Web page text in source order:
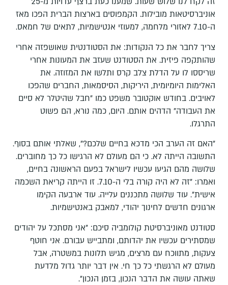
אוניברסיטאות מובילות. הקמפוסים בארצות הברית הפכו מאז
ה-7.10 לאזורי מלחמה, למעוזי אנטישמיות, לתאים של חמאס.
צריך לחבר את כל הנקודות: את הסטודנטית שאושפזה אחרי
שהותקפה פיזית. את הסטודנט שעזב את המעונות אחרי
שריססו לו על הדלת צלב קרס ותלשו את המזוזה. את
האלימות היומיומית, היריקות, הסיסמאות, החברים שהפכו
לאויבים. בחודש אוקטובר משפט כמו "חבל שהיטלר לא סיים
את העבודה" הדהים אותם. היום, כמה נורא, הם פשוט
התרגלו.
"האם זה הערב הכי מדכא בחיים שלכם?", שאלתי אותם בסוף.
התשובה הייתה לא. כי הם מעולם לא הרגישו כל כך מחוברים.
שלושה מהם הגיעו עכשיו לישראל בפעם הראשונה בחיים,
ואמרו: "זה לא היה קורה בלי ה-7.10. זו הייתה קריאת השכמה
אישית". עוד שלושה מתכננים עלייה. עוד ארבעה הקימו
ארגונים חדשים לחינוך יהודי, למאבק באנטישמיות.
סטודנט מאוניברסיטת קולומביה סיכם: "אני מסתכל על יהודים
שמסתירים עכשיו את יהדותם, ומתבייש עבורם. אני חוטף
צעקות, מתווכח עם מרצים, מגיש תלונות במשטרה, אבל
מעולם לא הרגשתי כל כך חי. אין דבר יותר גדול מלדעת
שאתה עושה את הדבר הנכון, בזמן הנכון".